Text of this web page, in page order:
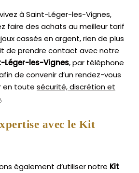
à Saint-Léger-les-Vignes,
faire des achats au meilleur tarif
cassés en argent, rien de plus
de prendre contact avec notre
Léger-les-Vignes, par téléphone
de convenir d’un rendez-vous
en toute sécurité, discrétion et
.
avec le Kit
également d’utiliser notre Kit